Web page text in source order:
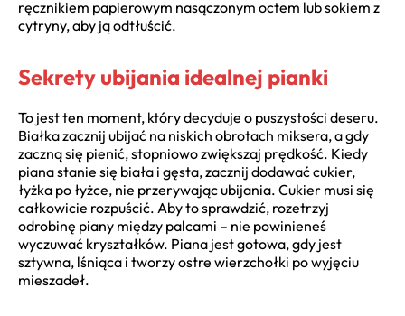
ręcznikiem papierowym nasączonym octem lub sokiem z
cytryny, aby ją odtłuścić.
Sekrety ubijania idealnej pianki
To jest ten moment, który decyduje o puszystości deseru.
Białka zacznij ubijać na niskich obrotach miksera, a gdy
zaczną się pienić, stopniowo zwiększaj prędkość. Kiedy
piana stanie się biała i gęsta, zacznij dodawać cukier,
łyżka po łyżce, nie przerywając ubijania. Cukier musi się
całkowicie rozpuścić. Aby to sprawdzić, rozetrzyj
odrobinę piany między palcami – nie powinieneś
wyczuwać kryształków. Piana jest gotowa, gdy jest
sztywna, lśniąca i tworzy ostre wierzchołki po wyjęciu
mieszadeł.